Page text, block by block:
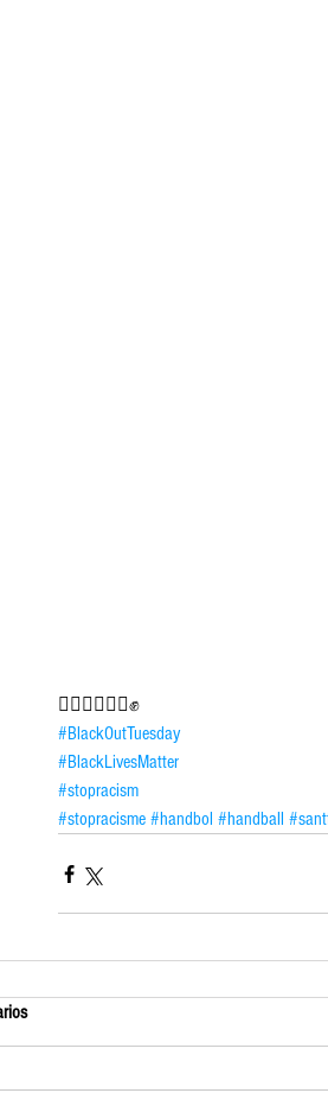
✊🏿✊🏻✊🏽✊
#BlackOutTuesday
#BlackLivesMatter
#stopracism
#stopracisme #handbol #handball